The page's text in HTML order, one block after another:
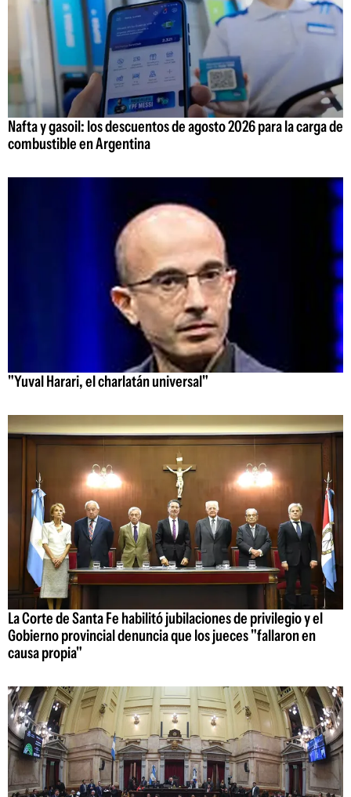
Nafta y gasoil: los descuentos de agosto 2026 para la carga de
combustible en Argentina
"Yuval Harari, el charlatán universal"
La Corte de Santa Fe habilitó jubilaciones de privilegio y el
Gobierno provincial denuncia que los jueces "fallaron en
causa propia"